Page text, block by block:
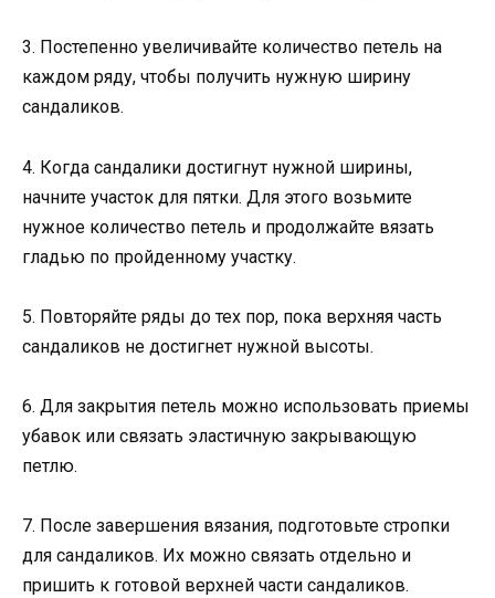
3. Постепенно увеличивайте количество петель на
каждом ряду, чтобы получить нужную ширину
сандаликов.
4. Когда сандалики достигнут нужной ширины,
начните участок для пятки. Для этого возьмите
нужное количество петель и продолжайте вязать
гладью по пройденному участку.
5. Повторяйте ряды до тех пор, пока верхняя часть
сандаликов не достигнет нужной высоты.
6. Для закрытия петель можно использовать приемы
убавок или связать эластичную закрывающую
петлю.
7. После завершения вязания, подготовьте стропки
для сандаликов. Их можно связать отдельно и
пришить к готовой верхней части сандаликов.